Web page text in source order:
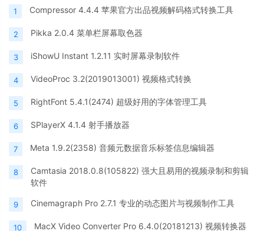
1 Compressor 4.4.4 苹果官方出品视频解码格式转换工具
2 Pikka 2.0.4 菜单栏屏幕取色器
3 iShowU Instant 1.2.11 实时屏幕录制软件
4 VideoProc 3.2(2019013001) 视频格式转换
5 RightFont 5.4.1(2474) 超级好用的字体管理工具
6 SPlayerX 4.1.4 射手播放器
7 Meta 1.9.2(2358) 音频元数据音乐标签信息编辑器
8
Camtasia 2018.0.8(105822) 强大且易用的视频录制和剪辑
软件
9 Cinemagraph Pro 2.7.1 专业的动态图片与视频制作工具
10 MacX Video Converter Pro 6.4.0(20181213) 视频转换器